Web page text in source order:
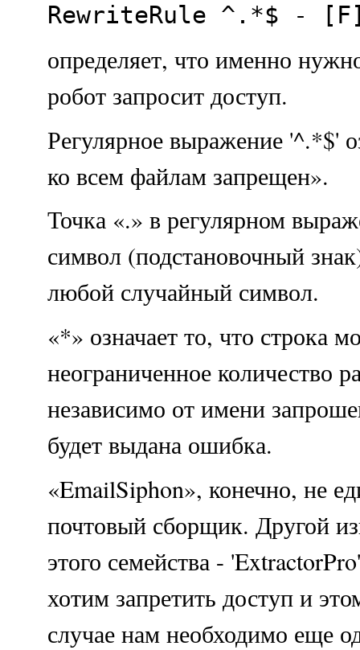
RewriteRule ^.*$ -
определяет, что именно
робот запросит доступ.
Регулярное выражение '^.*$'
ко всем файлам запрещен».
Точка «.» в регулярном
символ (подстановочный
любой случайный символ.
«*» означает то, что строка
неограниченное количество
независимо от имени
будет выдана ошибка.
«EmailSiphon», конечно, не
почтовый сборщик. Другой
этого семейства -
хотим запретить доступ и
случае нам необходимо еще